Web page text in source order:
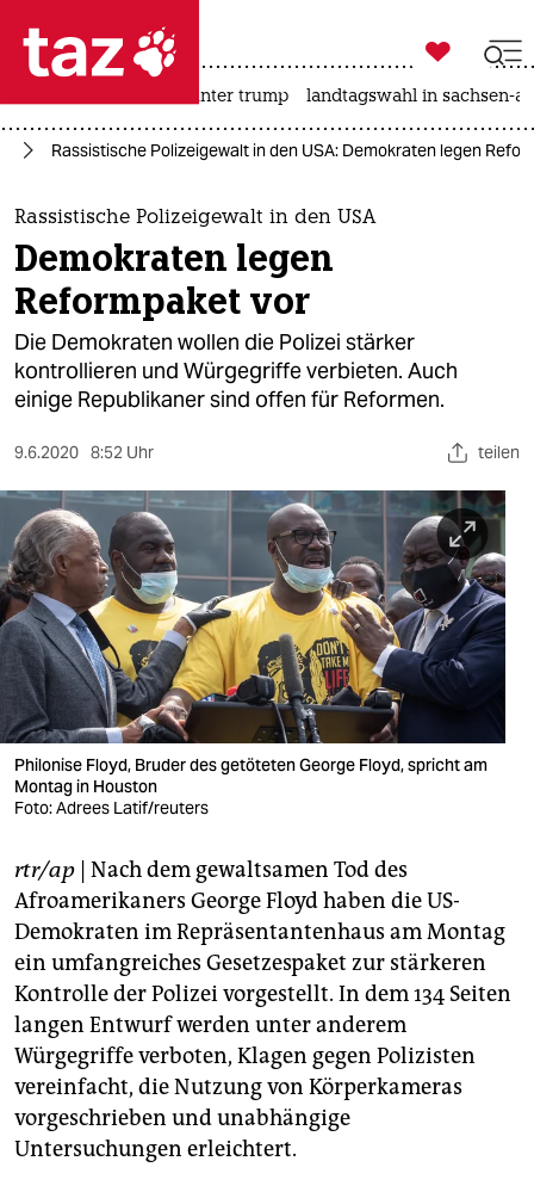
 taz zahl ich
taz zahl ich
themen
politik
öko
gesellschaft
sport
berlin
nord
wahrheit
verlag
verlag
veranstaltungen
fragen & hilfe
unterstützen
abo
genossenschaft
epaper login

taz zahl ich
usa unter trump landtagswahl in sachsen-
Rassistische Polizeigewalt in den USA: Demokraten legen
Rassistische Polizeigewalt in den USA
Demokraten legen
Reformpaket vor
Die Demokraten wollen die Polizei stärker
kontrollieren und Würgegriffe verbieten. Auch
einige Republikaner sind offen für Reformen.
9.6.2020 8:52 Uhr teilen
Philonise Floyd, Bruder des getöteten George Floyd, spricht am
Montag in Houston
Foto: Adrees Latif/reuters
rtr/ap | Nach dem gewaltsamen Tod des
Afroamerikaners George Floyd haben die US-
Demokraten im Repräsentantenhaus am Montag
ein umfangreiches Gesetzespaket zur stärkeren
Kontrolle der Polizei vorgestellt. In dem 134 Seiten
langen Entwurf werden unter anderem
Würgegriffe verboten, Klagen gegen Polizisten
vereinfacht, die Nutzung von Körperkameras
vorgeschrieben und unabhängige
Untersuchungen erleichtert.